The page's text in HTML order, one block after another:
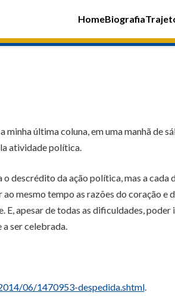
HomeBiografia
última coluna, em uma manhã de
atividade política.
descrédito da ação política, mas a cada
mesmo tempo as razões do coração e
apesar de todas as dificuldades,
ser celebrada.
06/1470953-despedida.shtml.